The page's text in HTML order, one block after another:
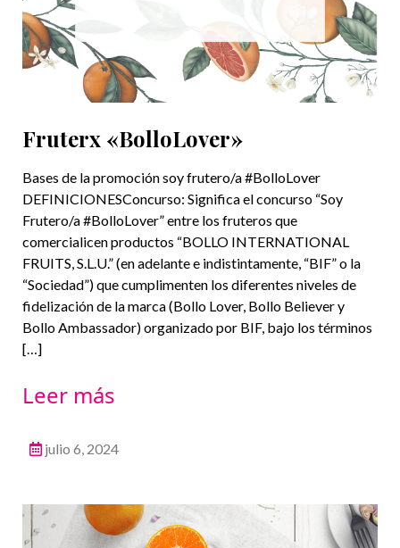
Fruterx «BolloLover»
Bases de la promoción soy frutero/a #BolloLover
DEFINICIONESConcurso: Significa el concurso “Soy
Frutero/a #BolloLover” entre los fruteros que
comercialicen productos “BOLLO INTERNATIONAL
FRUITS, S.L.U.” (en adelante e indistintamente, “BIF” o la
“Sociedad”) que cumplimenten los diferentes niveles de
fidelización de la marca (Bollo Lover, Bollo Believer y
Bollo Ambassador) organizado por BIF, bajo los términos
[…]
Leer más
julio 6, 2024